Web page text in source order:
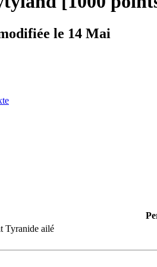
le 14 Mai
Tyranide ailé